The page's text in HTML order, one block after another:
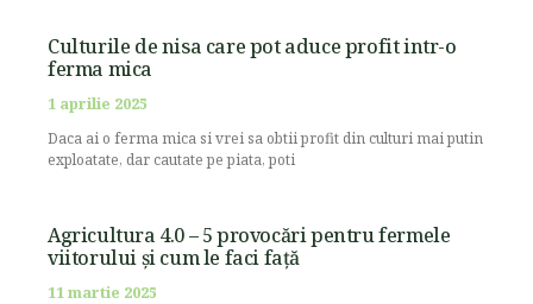
Culturile de nisa care pot aduce profit intr-o
ferma mica
1 aprilie 2025
Daca ai o ferma mica si vrei sa obtii profit din culturi mai putin
exploatate, dar cautate pe piata, poti
Agricultura 4.0 – 5 provocări pentru fermele
viitorului și cum le faci față
11 martie 2025